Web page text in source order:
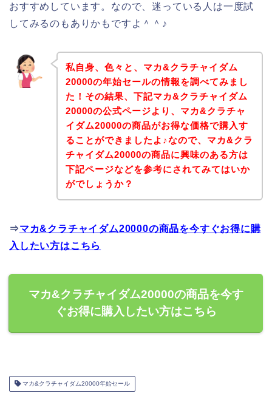
おすすめしています。なので、迷っている人は一度試
してみるのもありかもですよ＾＾♪
私自身、色々と、マカ&クラチャイダム
20000の年始セールの情報を調べてみまし
た！その結果、下記マカ&クラチャイダム
20000の公式ページより、マカ&クラチャ
イダム20000の商品がお得な価格で購入す
ることができましたよ♪なので、マカ&クラ
チャイダム20000の商品に興味のある方は
下記ページなどを参考にされてみてはいか
がでしょうか？
⇒マカ&クラチャイダム20000の商品を今すぐお得に購
入したい方はこちら
マカ&クラチャイダム20000の商品を今す
ぐお得に購入したい方はこちら
マカ&クラチャイダム20000年始セール